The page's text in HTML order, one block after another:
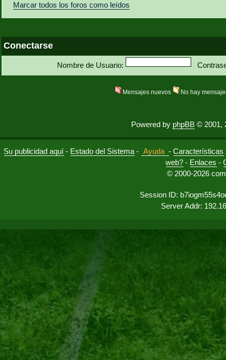
Marcar todos los foros como leídos
Conectarse
Nombre de Usuario:
Mensajes nuevos No hay
Powered by phpBB © 2001,
Su publicidad aquí - Estado del Sistema - Ayuda -Características
web? - Enlaces -
© 2000-2026
Session ID:
Server Addr: